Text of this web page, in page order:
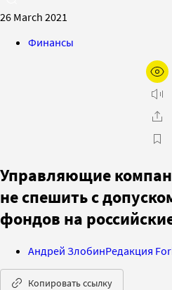
26 March 2021
Финансы
Управляющие
не спешить с
фондов на
Андрей ЗлобинРедакция
Копировать ссылку